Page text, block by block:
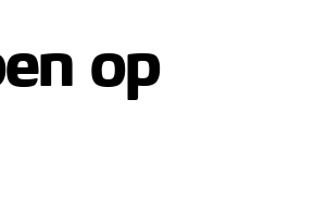
op